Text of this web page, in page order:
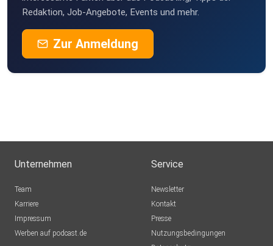
Redaktion, Job-Angebote, Events und mehr.
Zur Anmeldung
Unternehmen
Team
Karriere
Impressum
Werben auf podcast.de
Service
Newsletter
Kontakt
Presse
Nutzungsbedingungen